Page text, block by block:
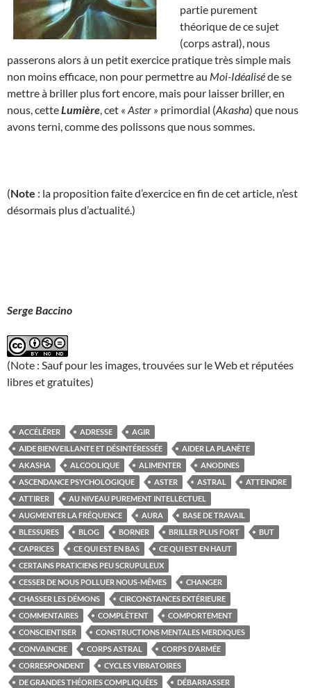
partie purement
théorique de ce sujet
(corps astral), nous
passerons alors à un petit exercice pratique très simple mais
non moins efficace, non pour permettre au Moi-Idéaliséde se
mettre à briller plus fort encore, mais pour laisser briller, en
nous, cetteLumière , cet « Aster » primordial (Akasha) que nous
avons terni, comme des polissons que nous sommes.
(Note : la proposition faite d’exercice en fin de cet article, n’est
désormais plus d’actualité.)
Serge Baccino
(Note : Sauf pour les images, trouvées sur le Web et réputées
libres et gratuites)
ACCÉLÉRER ADRESSE
AGIR
AIDE BIENVEILLANTE ET DÉSINTÉRESSÉE
AIDER LA PLANÈTE
AKASHA
ALCOOLIQUE ALIMENTER
ANODINES
ASCENDANCE PSYCHOLOGIQUE
ASTER ASTRAL
ATTEINDRE
ATTIRER
AU NIVEAU PUREMENT INTELLECTUEL
AUGMENTER LA FRÉQUENCE
AURA
BASE DE TRAVAIL
BLESSURES
BLOG BORNER BRILLER PLUS FORT
BUT
CAPRICES
CE QUI EST EN BAS
CE QUI EST EN HAUT
CERTAINS PRATICIENS PEU SCRUPULEUX
CESSER DE NOUS POLLUER NOUS-MÊMES
CHANGER
CHASSER LES DÉMONS
CIRCONSTANCES EXTÉRIEURE
COMMENTAIRES
COMPLÈTENT
COMPORTEMENT
CONSCIENTISER
CONSTRUCTIONS MENTALES MERDIQUES
CONVAINCRE
CORPS ASTRAL
CORPS D'ARMÉE
CORRESPONDENT
CYCLES VIBRATOIRES
DE GRANDES THÉORIES COMPLIQUÉES
DÉBARRASSER